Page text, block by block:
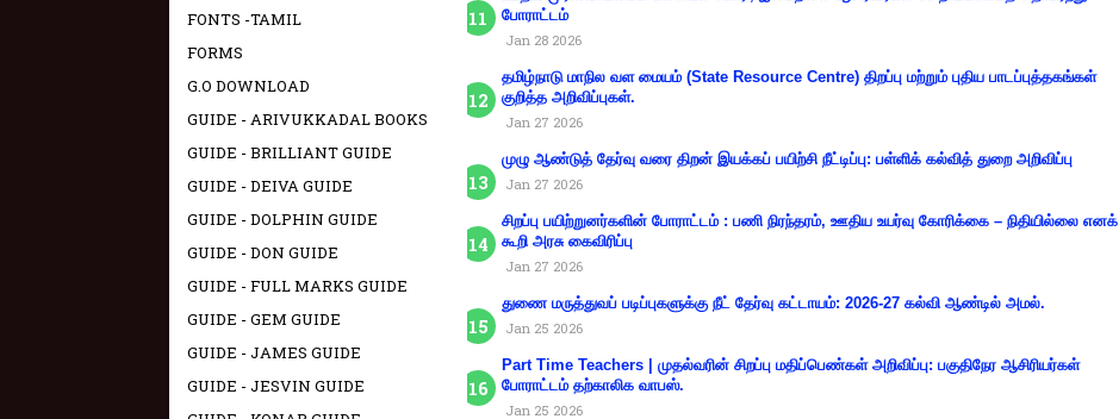
போராட்டம்
Jan 28 2026
தமிழ்நாடு மாநில வள மையம் (State Resource Centre) திறப்பு மற்றும் புதிய பாடப்புத்தகங்கள்
குறித்த அறிவிப்புகள்.
Jan 27 2026
முழு ஆண்டுத் தேர்வு வரை திறன் இயக்கப் பயிற்சி நீட்டிப்பு: பள்ளிக் கல்வித் துறை அறிவிப்பு
Jan 27 2026
சிறப்பு பயிற்றுனர்களின் போராட்டம் : பணி நிரந்தரம், ஊதிய உயர்வு கோரிக்கை – நிதியில்லை எனக்
கூறி அரசு கைவிரிப்பு
Jan 27 2026
துணை மருத்துவப் படிப்புகளுக்கு நீட் தேர்வு கட்டாயம்: 2026-27 கல்வி ஆண்டில் அமல்.
Jan 25 2026
Part Time Teachers | முதல்வரின் சிறப்பு மதிப்பெண்கள் அறிவிப்பு: பகுதிநேர ஆசிரியர்கள்
போராட்டம் தற்காலிக வாபஸ்.
Jan 25 2026
FONTS -TAMIL
FORMS
G.O DOWNLOAD
GUIDE - ARIVUKKADAL BOOKS
GUIDE - BRILLIANT GUIDE
GUIDE - DEIVA GUIDE
GUIDE - DOLPHIN GUIDE
GUIDE - DON GUIDE
GUIDE - FULL MARKS GUIDE
GUIDE - GEM GUIDE
GUIDE - JAMES GUIDE
GUIDE - JESVIN GUIDE